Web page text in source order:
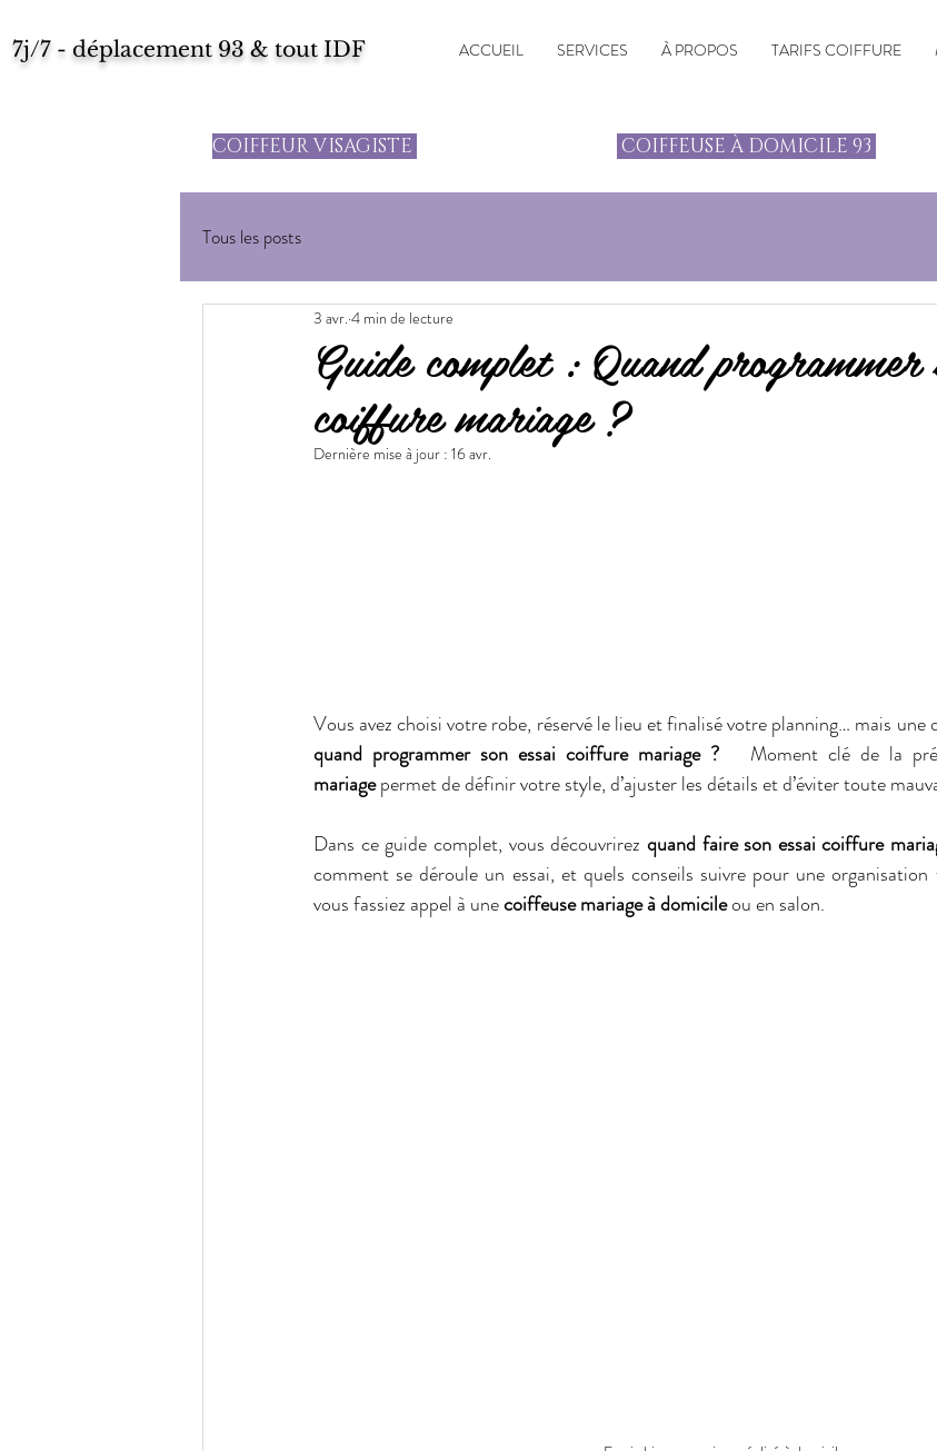
7j/7 - déplacement 93 & tout IDF ACCUEIL SERVICES À PROPOS TARIFS COIFFURE
COIFFEUR VISAGISTE COIFFEUSE À DOMICILE 93
Tous les posts
Guide complet : Quand programmer
coiffure mariage ?
3 avr. 4 min de lecture
Dernière mise à jour : 16 avr.
quand programmer son essai coiffure mariage ? Moment clé de la
mariage permet de définir votre style, d’ajuster les détails et d’éviter toute
Dans ce guide complet, vous découvrirez quand faire son essai coiffure
comment se déroule un essai, et quels conseils suivre pour une
vous fassiez appel à une coiffeuse mariage à domicile ou en salon.